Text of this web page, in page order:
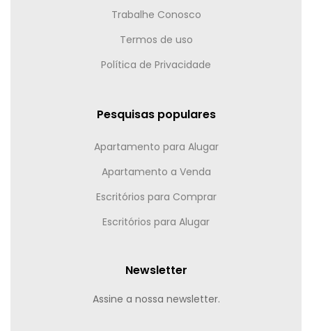
Trabalhe Conosco
Termos de uso
Política de Privacidade
Pesquisas populares
Apartamento para Alugar
Apartamento a Venda
Escritórios para Comprar
Escritórios para Alugar
Newsletter
Assine a nossa newsletter.